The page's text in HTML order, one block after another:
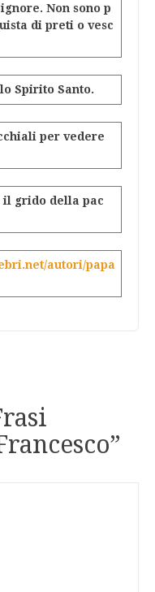
Non sono p
di preti o vesc
Spirito Santo.
per vedere
grido della pac
autori/papa
”